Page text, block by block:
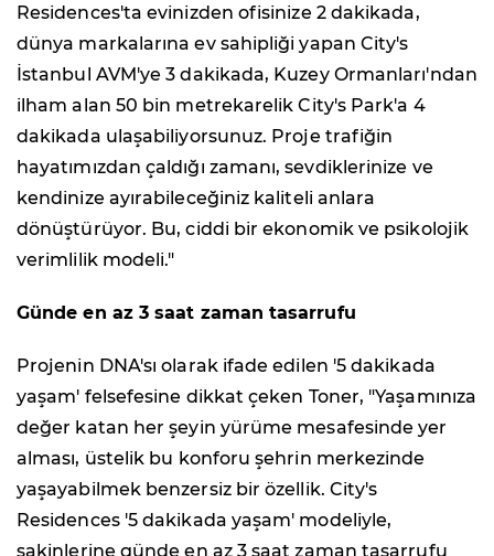
Residences'ta evinizden ofisinize 2 dakikada,
dünya markalarına ev sahipliği yapan City's
İstanbul AVM'ye 3 dakikada, Kuzey Ormanları'ndan
ilham alan 50 bin metrekarelik City's Park'a 4
dakikada ulaşabiliyorsunuz. Proje trafiğin
hayatımızdan çaldığı zamanı, sevdiklerinize ve
kendinize ayırabileceğiniz kaliteli anlara
dönüştürüyor. Bu, ciddi bir ekonomik ve psikolojik
verimlilik modeli."
Günde en az 3 saat zaman tasarrufu
Projenin DNA'sı olarak ifade edilen '5 dakikada
yaşam' felsefesine dikkat çeken Toner, "Yaşamınıza
değer katan her şeyin yürüme mesafesinde yer
alması, üstelik bu konforu şehrin merkezinde
yaşayabilmek benzersiz bir özellik. City's
Residences '5 dakikada yaşam' modeliyle,
sakinlerine günde en az 3 saat zaman tasarrufu